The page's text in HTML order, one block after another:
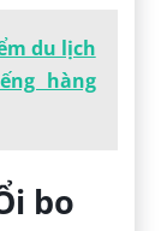
du lịch
hàng
bo